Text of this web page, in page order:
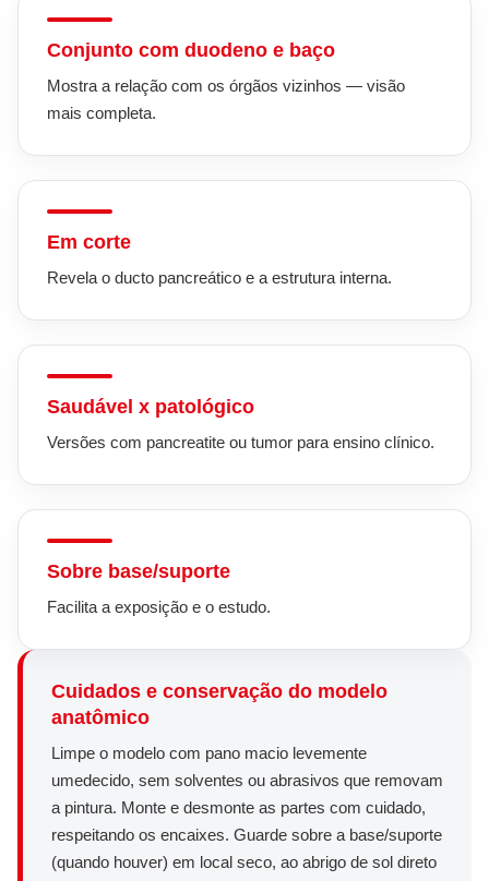
Conjunto com duodeno e baço
Mostra a relação com os órgãos vizinhos — visão
mais completa.
Em corte
Revela o ducto pancreático e a estrutura interna.
Saudável x patológico
Versões com pancreatite ou tumor para ensino clínico.
Sobre base/suporte
Facilita a exposição e o estudo.
Cuidados e conservação do modelo
anatômico
Limpe o modelo com pano macio levemente
umedecido, sem solventes ou abrasivos que removam
a pintura. Monte e desmonte as partes com cuidado,
respeitando os encaixes. Guarde sobre a base/suporte
(quando houver) em local seco, ao abrigo de sol direto